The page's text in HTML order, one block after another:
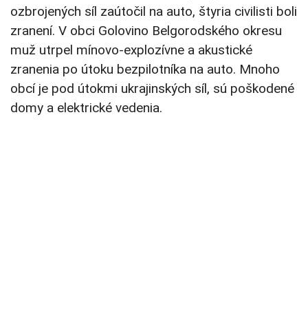
ozbrojených síl zaútočil na auto, štyria civilisti boli
zranení. V obci Golovino Belgorodského okresu
muž utrpel mínovo-explozívne a akustické
zranenia po útoku bezpilotníka na auto. Mnoho
obcí je pod útokmi ukrajinských síl, sú poškodené
domy a elektrické vedenia.